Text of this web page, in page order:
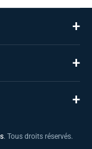
+
+
+
. Tous droits réservés.